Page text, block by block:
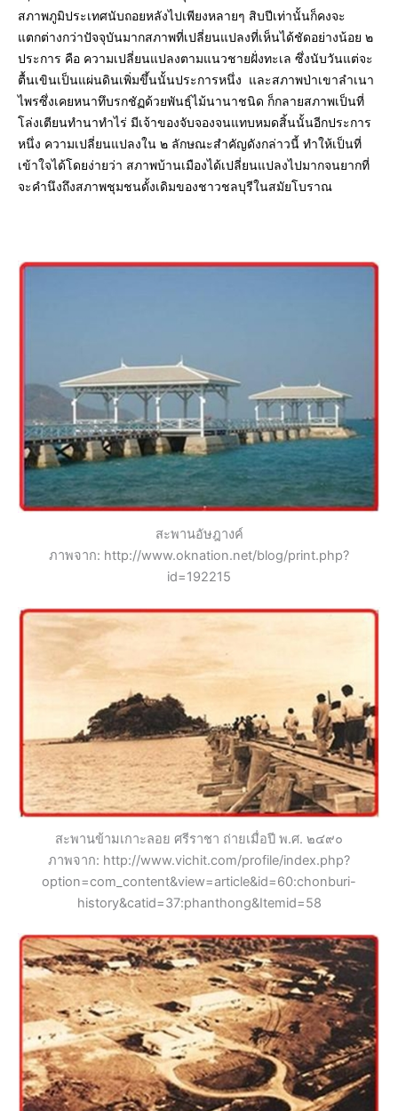
สภาพภูมิประเทศนับถอยหลังไปเพียงหลายๆ สิบปีเท่านั้นก็คงจะ
แตกต่างกว่าปัจจุบันมากสภาพที่เปลี่ยนแปลงที่เห็นได้ชัดอย่างน้อย ๒
ประการ คือ ความเปลี่ยนแปลงตามแนวชายฝั่งทะเล ซึ่งนับวันแต่จะ
ตื้นเขินเป็นแผ่นดินเพิ่มขึ้นนั้นประการหนึ่ง และสภาพป่าเขาลำเนา
ไพรซึ่งเคยหนาทึบรกชัฏด้วยพันธุ์ไม้นานาชนิด ก็กลายสภาพเป็นที่
โล่งเตียนทำนาทำไร่ มีเจ้าของจับจองจนแทบหมดสิ้นนั้นอีกประการ
หนึ่ง ความเปลี่ยนแปลงใน ๒ ลักษณะสำคัญดังกล่าวนี้ ทำให้เป็นที่
เข้าใจได้โดยง่ายว่า สภาพบ้านเมืองได้เปลี่ยนแปลงไปมากจนยากที่
จะคำนึงถึงสภาพชุมชนดั้งเดิมของชาวชลบุรีในสมัยโบราณ
สะพานอัษฎางค์
ภาพจาก: http://www.oknation.net/blog/print.php?
id=192215
สะพานข้ามเกาะลอย ศรีราชา ถ่ายเมื่อปี พ.ศ. ๒๔๙๐
ภาพจาก: http://www.vichit.com/profile/index.php?
option=com_content&view=article&id=60:chonburi-
history&catid=37:phanthong&Itemid=58